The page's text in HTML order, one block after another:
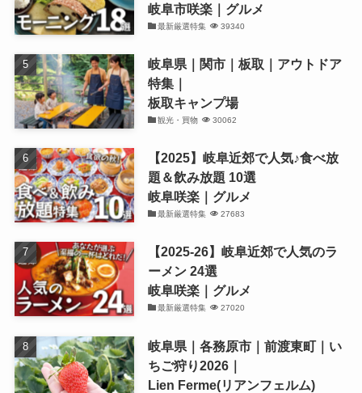
岐阜市咲楽｜グルメ
最新厳選特集 39340
岐阜県｜関市｜板取｜アウトドア
特集｜
板取キャンプ場
観光・買物 30062
【2025】岐阜近郊で人気♪食べ放
題＆飲み放題 10選
岐阜咲楽｜グルメ
最新厳選特集 27683
【2025-26】岐阜近郊で人気のラ
ーメン 24選
岐阜咲楽｜グルメ
最新厳選特集 27020
岐阜県｜各務原市｜前渡東町｜い
ちご狩り2026｜
Lien Ferme(リアンフェルム)